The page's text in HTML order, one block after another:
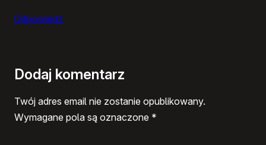
Odpowiedz
Dodaj komentarz
Twój adres email nie zostanie opublikowany.
Wymagane pola są oznaczone *